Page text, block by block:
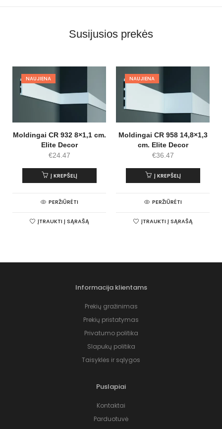
Susijusios prekės
NAUJIENA
Moldingai CR 932 8×1,1 cm.
Elite Decor
€24.47
Į KREPŠELĮ
PERŽIŪRĖTI
ĮTRAUKTI Į SĄRAŠĄ
NAUJIENA
Moldingai CR 958 14,8×1,3
cm. Elite Decor
€36.47
Į KREPŠELĮ
PERŽIŪRĖTI
ĮTRAUKTI Į SĄRAŠĄ
Informacija klientams
Prekių gražinimas
Prekių pristatymas
Privatumo politika
Slapukų politika
Taisyklės ir sąlygos
Puslapiai
Kontaktai
Parduotuvė